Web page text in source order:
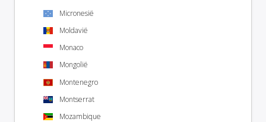
Micronesië
Moldavië
Monaco
Mongolië
Montenegro
Montserrat
Mozambique